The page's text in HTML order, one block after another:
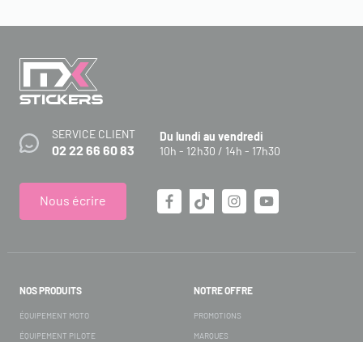
SERVICE CLIENT
02 22 66 60 83
Du lundi au vendredi
10h - 12h30 / 14h - 17h30
Nous écrire
NOS PRODUITS
ÉQUIPEMENT MOTO
ÉQUIPEMENT PILOTE
NOTRE OFFRE
PROMOTIONS
MARQUES